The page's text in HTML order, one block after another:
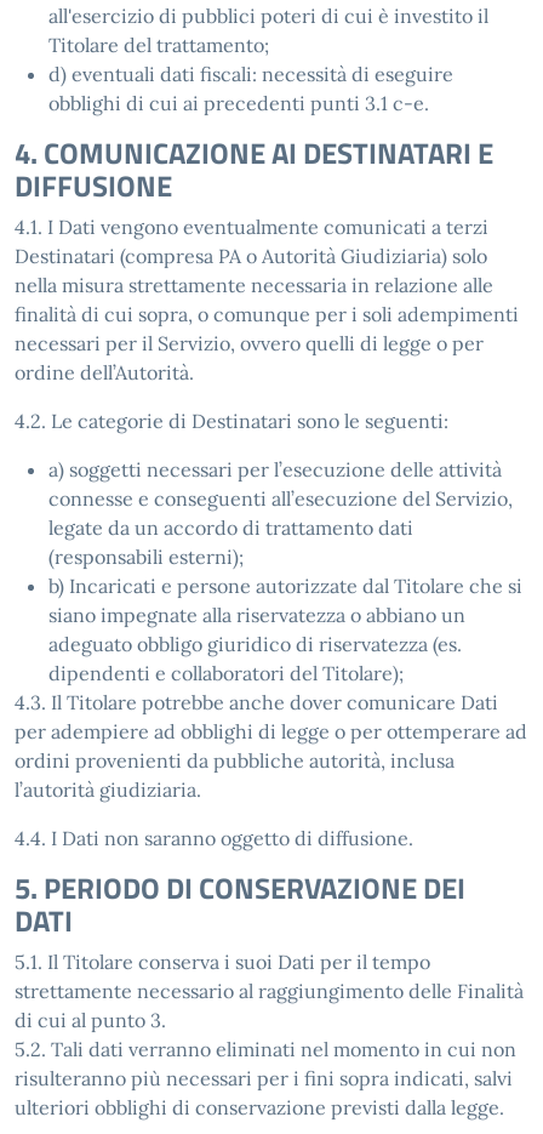
all'esercizio di pubblici poteri di cui è investito il
Titolare del trattamento;
d) eventuali dati fiscali: necessità di eseguire
obblighi di cui ai precedenti punti 3.1 c-e.
4. COMUNICAZIONE AI DESTINATARI E
DIFFUSIONE
4.1. I Dati vengono eventualmente comunicati a terzi
Destinatari (compresa PA o Autorità Giudiziaria) solo
nella misura strettamente necessaria in relazione alle
finalità di cui sopra, o comunque per i soli adempimenti
necessari per il Servizio, ovvero quelli di legge o per
ordine dell’Autorità.
4.2. Le categorie di Destinatari sono le seguenti:
a) soggetti necessari per l’esecuzione delle attività
connesse e conseguenti all’esecuzione del Servizio,
legate da un accordo di trattamento dati
(responsabili esterni);
b) Incaricati e persone autorizzate dal Titolare che si
siano impegnate alla riservatezza o abbiano un
adeguato obbligo giuridico di riservatezza (es.
dipendenti e collaboratori del Titolare);
4.3. Il Titolare potrebbe anche dover comunicare Dati
per adempiere ad obblighi di legge o per ottemperare ad
ordini provenienti da pubbliche autorità, inclusa
l’autorità giudiziaria.
4.4. I Dati non saranno oggetto di diffusione.
5. PERIODO DI CONSERVAZIONE DEI
DATI
5.1. Il Titolare conserva i suoi Dati per il tempo
strettamente necessario al raggiungimento delle Finalità
di cui al punto 3.
5.2. Tali dati verranno eliminati nel momento in cui non
risulteranno più necessari per i fini sopra indicati, salvi
ulteriori obblighi di conservazione previsti dalla legge.